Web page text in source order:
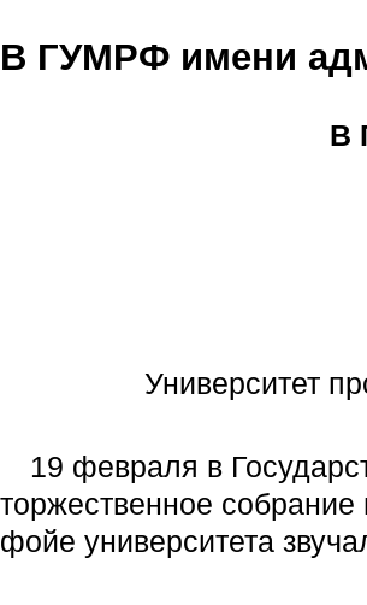
В ГУМРФ имени
В
Университет
19 февраля в
торжественное
фойе университета